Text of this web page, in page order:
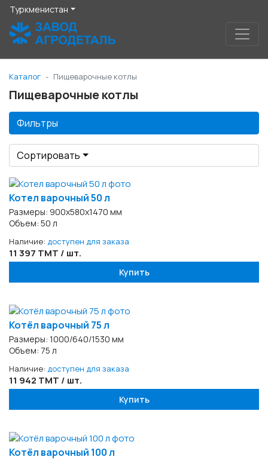
Туркменистан
Каталог Пищеварочные котлы
Пищеварочные котлы
Фильтры
Сортировать
Котел варочный 50 л
Размеры: 900х580х1470 мм
Объем: 50 л
Наличие: доступен для заказа
11 397 TMT / шт.
Купить
Котёл варочный 75 л
Размеры: 1000/640/1530 мм
Объем: 75 л
Наличие: доступен для заказа
11 942 TMT / шт.
Купить
Котёл варочный 100 л